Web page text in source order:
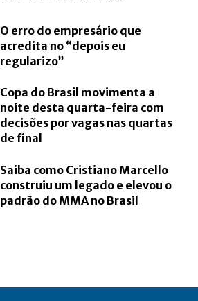
O erro do empresário que
acredita no “depois eu
regularizo”
Copa do Brasil movimenta a
noite desta quarta-feira com
decisões por vagas nas quartas
de final
Saiba como Cristiano Marcello
construiu um legado e elevou o
padrão do MMA no Brasil